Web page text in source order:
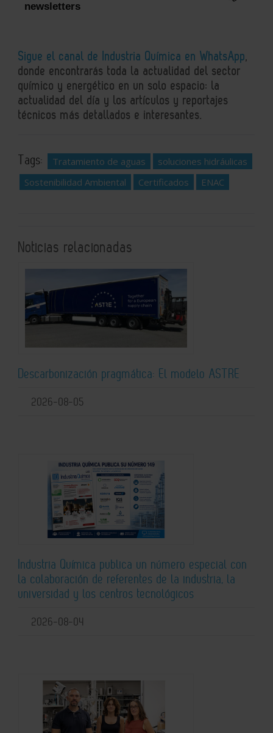
newsletters
Sigue el canal de Industria Química en WhatsApp,
donde encontrarás toda la actualidad del sector
químico y energético en un solo espacio: la
actualidad del día y los artículos y reportajes
técnicos más detallados e interesantes.
Tags: Tratamiento de aguas
soluciones hidráulicas
Sostenibilidad Ambiental
Certificados ENAC
Noticias relacionadas
Descarbonización pragmática: El modelo ASTRE
2026-08-05
Industria Química publica un número especial con
la colaboración de referentes de la industria, la
universidad y los centros tecnológicos
2026-08-04